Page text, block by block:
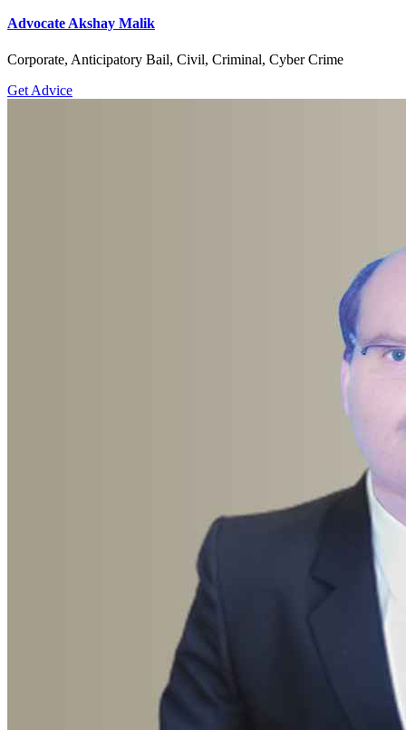
Advocate Akshay Malik
Corporate, Anticipatory Bail, Civil, Criminal, Cyber Crime
Get Advice